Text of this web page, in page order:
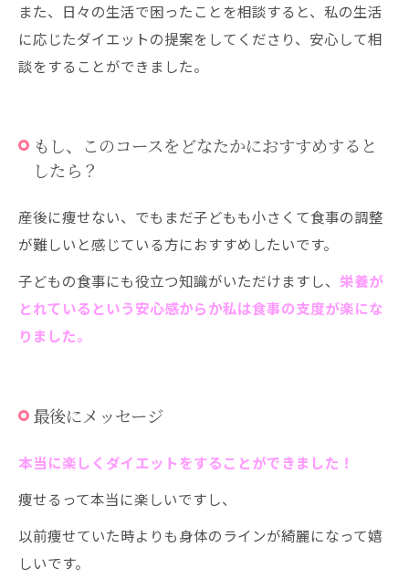
また、日々の生活で困ったことを相談すると、私の生活
に応じたダイエットの提案をしてくださり、安心して相
談をすることができました。
もし、このコースをどなたかにおすすめすると
したら？
産後に痩せない、でもまだ子どもも小さくて食事の調整
が難しいと感じている方におすすめしたいです。
子どもの食事にも役立つ知識がいただけますし、 栄養が
とれているという安心感からか私は食事の支度が楽にな
りました。
最後にメッセージ
本当に楽しくダイエットをすることができました！
痩せるって本当に楽しいですし、
以前痩せていた時よりも身体のラインが綺麗になって嬉
しいです。